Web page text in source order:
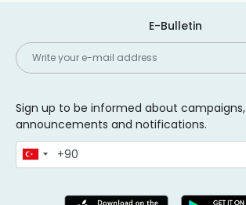
E-Bulletin
Sign up to be informed about campaigns,
announcements and notifications.